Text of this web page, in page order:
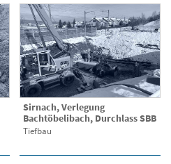
Sirnach, Verlegung
Bachtöbelibach, Durchlass SBB
Tiefbau